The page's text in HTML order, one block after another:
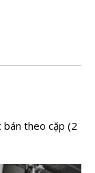
bán theo cặp (2